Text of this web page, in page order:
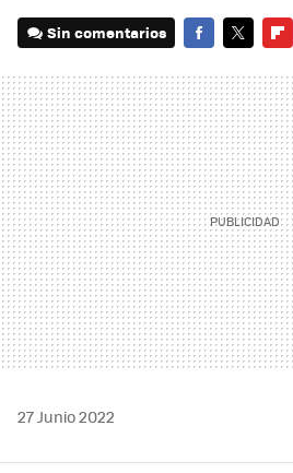
Sin comentarios
27 Junio 2022